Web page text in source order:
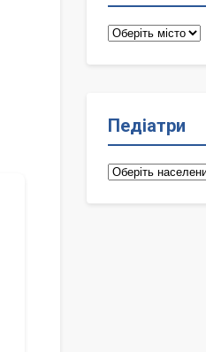
Терапевти
Педіатри
Педіатри